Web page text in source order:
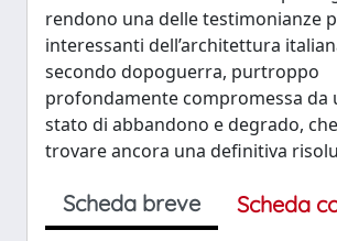
rendono una delle testimonianze
interessanti dell’architettura
secondo dopoguerra, purtroppo
profondamente compromessa da
stato di abbandono e degrado,
trovare ancora una definitiva
Scheda breve
Scheda